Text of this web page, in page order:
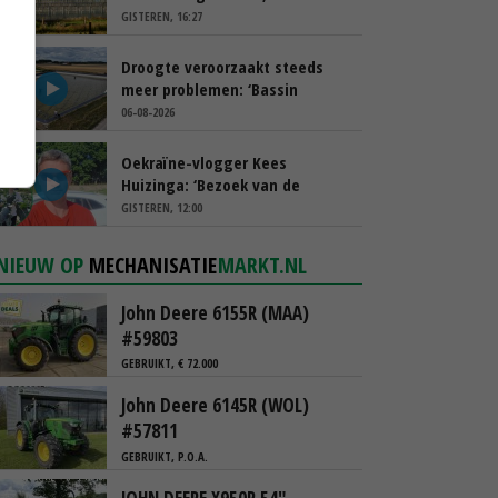
spreekt van ‘ondernemersrisico’
GISTEREN, 16:27
Droogte veroorzaakt steeds
meer problemen: ‘Bassin
afgelopen week al leeg’
06-08-2026
Oekraïne-vlogger Kees
Huizinga: ‘Bezoek van de
ambassade mag zelf groente
GISTEREN, 12:00
OP MECHANISATIEMARKT.NL
John Deere 6155R (MAA)
#59803
GEBRUIKT, € 72.000
John Deere 6145R (WOL)
#57811
GEBRUIKT, P.O.A.